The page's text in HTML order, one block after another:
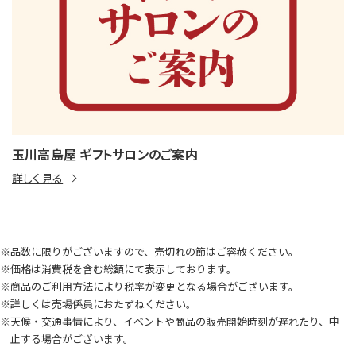
玉川高島屋 ギフトサロンのご案内
詳しく見る
※品数に限りがございますので、売切れの節はご容赦ください。
※価格は消費税を含む総額にて表示しております。
※商品のご利用方法により税率が変更となる場合がございます。
※詳しくは売場係員におたずねください。
※天候・交通事情により、イベントや商品の販売開始時刻が遅れたり、中
止する場合がございます。